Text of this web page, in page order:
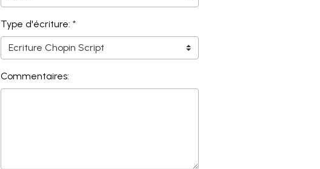
Type d'écriture:
Commentaires: